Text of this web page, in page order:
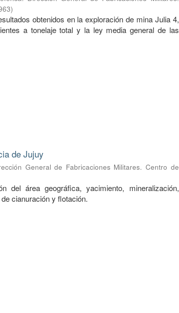
)
obtenidos en la exploración de mina Julia 4,
a tonelaje total y la ley media general de las
de Jujuy
General de Fabricaciones Militares. Centro de
del área geográfica, yacimiento, mineralización,
cianuración y flotación.